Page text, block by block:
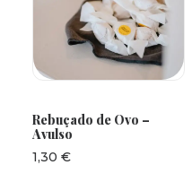
Rebuçado de Ovo –
Avulso
1,30 €